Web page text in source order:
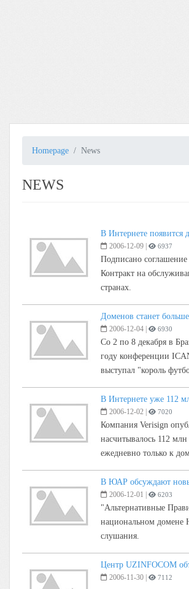
Homepage News
NEWS
В Интернете появится
2006-12-09 6937
Подписано
Контракт на
странах.
Доменов станет
2006-12-04 6930
Со 2 по 8 декабря в
году конференции
выступал "король
В Интернете уже 112
2006-12-02 7020
Компания Verisign
насчитывалось 112
ежедневно только к
В ЮАР обсуждают
2006-12-01 6203
"Альтернативные
национальном домене
слушания.
Центр UZINFOCOM
2006-11-30 7112